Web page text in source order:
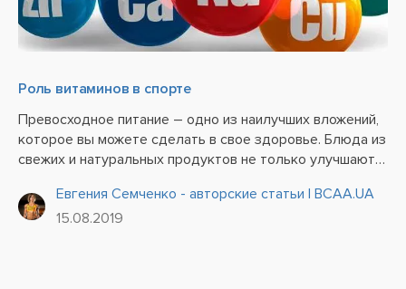
Роль витаминов в спорте
Превосходное питание – одно из наилучших вложений,
которое вы можете сделать в свое здоровье. Блюда из
свежих и натуральных продуктов не только улучшают
сказываются на физическом состоянии и умственной
деятельности....
Евгения Семченко - авторские статьи | BCAA.UA
15.08.2019